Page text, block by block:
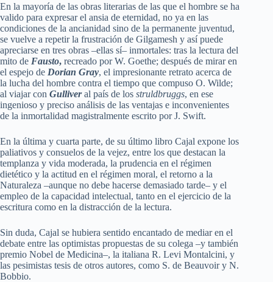
En la mayoría de las obras literarias de las que el hombre se ha
valido para expresar el ansia de eternidad, no ya en las
condiciones de la ancianidad sino de la permanente juventud,
se vuelve a repetir la frustración de Gilgamesh y así puede
apreciarse en tres obras –ellas sí– inmortales: tras la lectura del
mito de Fausto, recreado por W. Goethe; después de mirar en
el espejo de Dorian Gray, el impresionante retrato acerca de
la lucha del hombre contra el tiempo que compuso O. Wilde;
al viajar con Gulliver al país de los struldbruggs, en ese
ingenioso y preciso análisis de las ventajas e inconvenientes
de la inmortalidad magistralmente escrito por J. Swift.
En la última y cuarta parte, de su último libro Cajal expone los
paliativos y consuelos de la vejez, entre los que destacan la
templanza y vida moderada, la prudencia en el régimen
dietético y la actitud en el régimen moral, el retorno a la
Naturaleza –aunque no debe hacerse demasiado tarde– y el
empleo de la capacidad intelectual, tanto en el ejercicio de la
escritura como en la distracción de la lectura.
Sin duda, Cajal se hubiera sentido encantado de mediar en el
debate entre las optimistas propuestas de su colega –y también
premio Nobel de Medicina–, la italiana R. Levi Montalcini, y
las pesimistas tesis de otros autores, como S. de Beauvoir y N.
Bobbio.